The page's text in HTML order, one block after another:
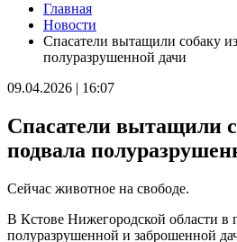
В Тольятти обновляют спортивные
корты
07.08.2026 | 08:59
День службы специальной связи
07.08.2026 | 08:51
действовала 4 часа
В Тимашевской амбулатории
07.08.2026 | 08:07
груди
07.08.2026 | 07:11
Главная
Новости
Спасатели вытащили собаку
полуразрушенной дачи
09.04.2026 | 16:07
Спасатели вытащили
подвала
Сейчас животное на свободе.
В Кстове Нижегородской области в
полуразрушенной и заброшенной